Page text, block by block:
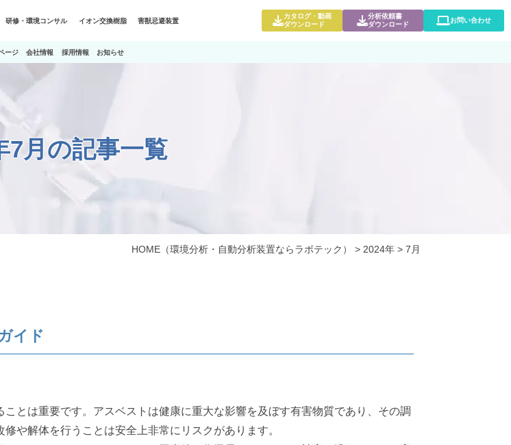
研修・環境コンサル イオン交換樹脂 害獣忌避装置
カタログ・動画
ダウンロード
分析依頼書
ダウンロード
お問い合わせ
ージ 会社情報 採用情報 お知らせ
7月の記事一覧
HOME （環境分析・自動分析装置ならラボテック） > 2024年 > 7月
イド
とは重要です。アスベストは健康に重大な影響を及ぼす有害物質であり、その調
や解体を行うことは安全上非常にリスクがあります。